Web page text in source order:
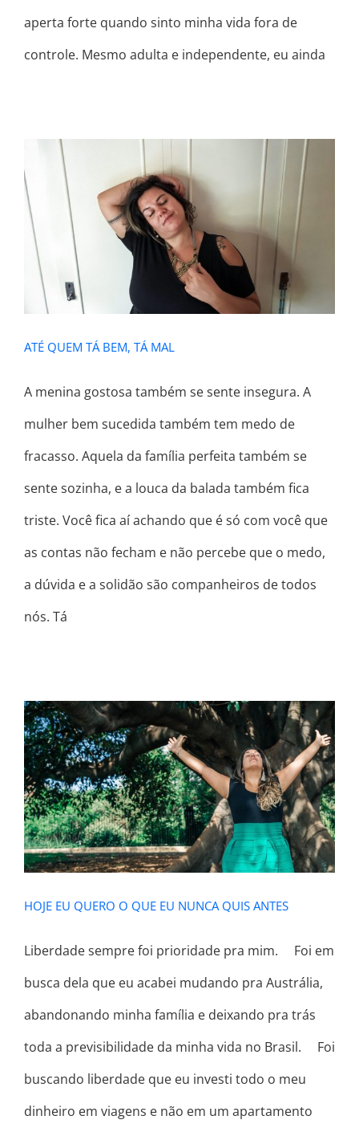
aperta forte quando sinto minha vida fora de
controle. Mesmo adulta e independente, eu ainda
ATÉ QUEM TÁ BEM, TÁ MAL
ATÉ QUEM TÁ BEM, TÁ MAL
A menina gostosa também se sente insegura. A
mulher bem sucedida também tem medo de
fracasso. Aquela da família perfeita também se
sente sozinha, e a louca da balada também fica
triste. Você fica aí achando que é só com você que
as contas não fecham e não percebe que o medo,
a dúvida e a solidão são companheiros de todos
nós. Tá
HOJE EU QUERO O QUE EU NUNCA
QUIS ANTES
HOJE EU QUERO O QUE EU NUNCA QUIS ANTES
Liberdade sempre foi prioridade pra mim. ⠀ Foi em
busca dela que eu acabei mudando pra Austrália,
abandonando minha família e deixando pra trás
toda a previsibilidade da minha vida no Brasil. ⠀ Foi
buscando liberdade que eu investi todo o meu
dinheiro em viagens e não em um apartamento